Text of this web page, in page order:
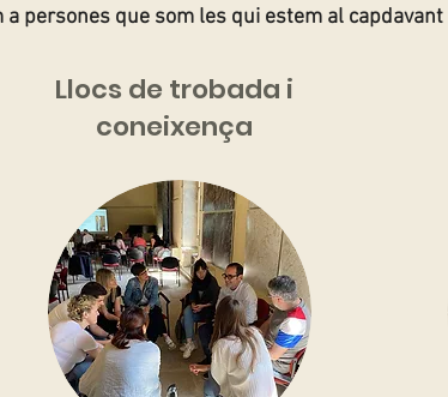
persones que som les qui estem al
Llocs de trobada i
coneixença